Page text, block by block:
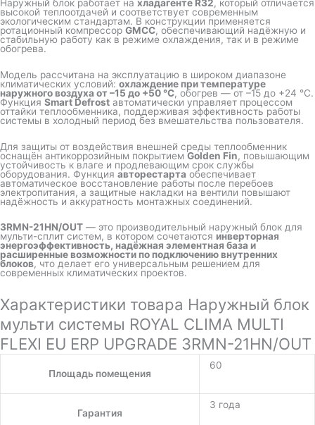
Наружный блок работает на хладагенте R32, который отличается
высокой теплоотдачей и соответствует современным
экологическим стандартам. В конструкции применяется
ротационный компрессор GMCC, обеспечивающий надёжную и
стабильную работу как в режиме охлаждения, так и в режиме
обогрева.
Модель рассчитана на эксплуатацию в широком диапазоне
климатических условий: охлаждение при температуре
наружного воздуха от –15 до +50 °C, обогрев — от –15 до +24 °C.
Функция Smart Defrost автоматически управляет процессом
оттайки теплообменника, поддерживая эффективность работы
системы в холодный период без вмешательства пользователя.
Для защиты от воздействия внешней среды теплообменник
оснащён антикоррозийным покрытием Golden Fin, повышающим
устойчивость к влаге и продлевающим срок службы
оборудования. Функция авторестарта обеспечивает
автоматическое восстановление работы после перебоев
электропитания, а защитные накладки на вентили повышают
надёжность и аккуратность монтажных соединений.
3RMN-21HN/OUT — это производительный наружный блок для
мульти-сплит систем, в котором сочетаются инверторная
энергоэффективность, надёжная элементная база и
расширенные возможности по подключению внутренних
блоков, что делает его универсальным решением для
современных климатических проектов.
Характеристики товара Наружный блок
мульти системы ROYAL CLIMA MULTI
FLEXI EU ERP UPGRADE 3RMN-21HN/OUT
Площадь помещения
60
Гарантия
3 года